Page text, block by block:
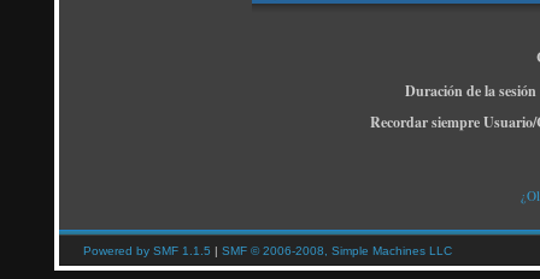
Duración de la
Recordar siempre
Powered by SMF 1.1.5 | SMF © 2006-2008, Simple Machines LLC